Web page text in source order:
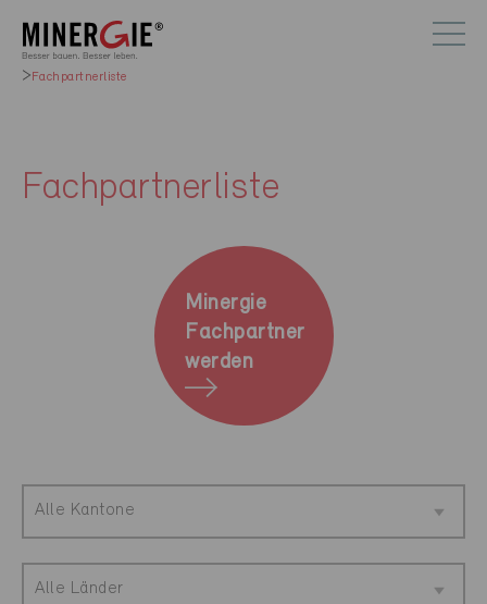
Fachpartnerliste
Fachpartnerliste
Minergie
Fachpartner
werden
Alle Kantone
Alle Länder